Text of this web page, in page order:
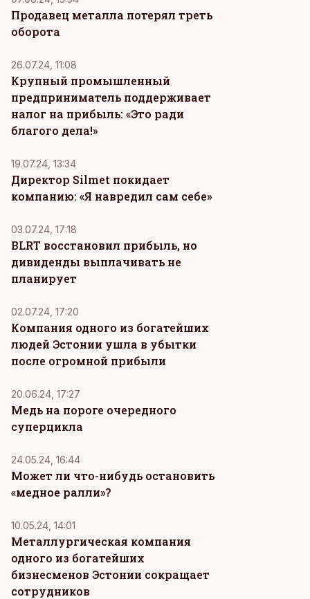
Продавец металла потерял треть
оборота
26.07.24, 11:08
Крупный промышленный
предприниматель поддерживает
налог на прибыль: «Это ради
благого дела!»
19.07.24, 13:34
Директор Silmet покидает
компанию: «Я навредил сам себе»
03.07.24, 17:18
BLRT восстановил прибыль, но
дивиденды выплачивать не
планирует
02.07.24, 17:20
Компания одного из богатейших
людей Эстонии ушла в убытки
после огромной прибыли
20.06.24, 17:27
Медь на пороге очередного
суперцикла
24.05.24, 16:44
Может ли что-нибудь остановить
«медное ралли»?
10.05.24, 14:01
Металлургическая компания
одного из богатейших
бизнесменов Эстонии сокращает
сотрудников